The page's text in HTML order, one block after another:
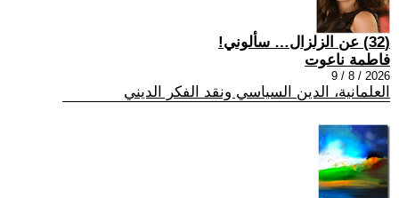
(32) عن الزلزال… سألوني!
فاطمة ناعوت
2026 / 8 / 9
العلمانية، الدين السياسي ونقد الفكر الديني